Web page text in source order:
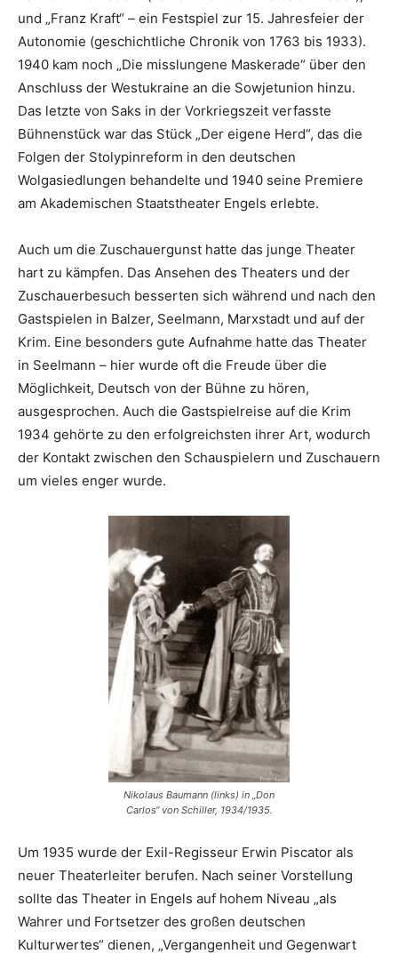
und „Franz Kraft“ – ein Festspiel zur 15. Jahresfeier der
Autonomie (geschichtliche Chronik von 1763 bis 1933).
1940 kam noch „Die misslungene Maskerade“ über den
Anschluss der Westukraine an die Sowjetunion hinzu.
Das letzte von Saks in der Vorkriegszeit verfasste
Bühnenstück war das Stück „Der eigene Herd“, das die
Folgen der Stolypinreform in den deutschen
Wolgasiedlungen behandelte und 1940 seine Premiere
am Akademischen Staatstheater Engels erlebte.
Auch um die Zuschauergunst hatte das junge Theater
hart zu kämpfen. Das Ansehen des Theaters und der
Zuschauerbesuch besserten sich während und nach den
Gastspielen in Balzer, Seelmann, Marxstadt und auf der
Krim. Eine besonders gute Aufnahme hatte das Theater
in Seelmann – hier wurde oft die Freude über die
Möglichkeit, Deutsch von der Bühne zu hören,
ausgesprochen. Auch die Gastspielreise auf die Krim
1934 gehörte zu den erfolgreichsten ihrer Art, wodurch
der Kontakt zwischen den Schauspielern und Zuschauern
um vieles enger wurde.
Nikolaus Baumann (links) in „Don
Carlos“ von Schiller, 1934/1935.
Um 1935 wurde der Exil-Regisseur Erwin Piscator als
neuer Theaterleiter berufen. Nach seiner Vorstellung
sollte das Theater in Engels auf hohem Niveau „als
Wahrer und Fortsetzer des großen deutschen
Kulturwertes“ dienen, „Vergangenheit und Gegenwart